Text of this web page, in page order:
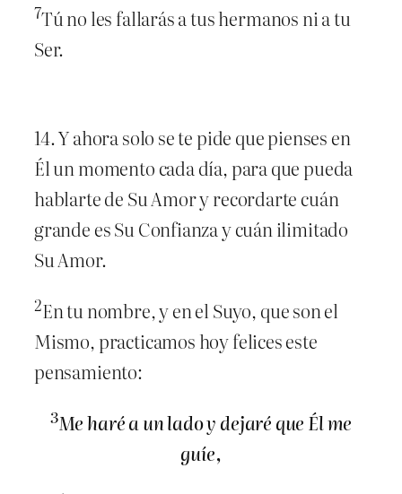
7Tú no les fallarás a tus hermanos ni a tu
Ser.
14. Y ahora solo se te pide que pienses en
Él un momento cada día, para que pueda
hablarte de Su Amor y recordarte cuán
grande es Su Confianza y cuán ilimitado
Su Amor.
2En tu nombre, y en el Suyo, que son el
Mismo, practicamos hoy felices este
pensamiento:
3Me haré a un lado y dejaré que Él me
guíe,